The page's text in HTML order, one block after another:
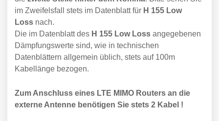
im Zweifelsfall stets im Datenblatt für H 155 Low
Loss nach.
Die im Datenblatt des H 155 Low Loss angegebenen
Dämpfungswerte sind, wie in technischen
Datenblättern allgemein üblich, stets auf 100m
Kabellänge bezogen.
Zum Anschluss eines LTE MIMO Routers an die
externe Antenne benötigen Sie stets 2 Kabel !